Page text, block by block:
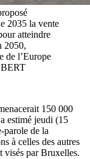
2035 la vente
atteindre
2050,
de l’Europe
150 000
estimé jeudi (15
parole de la
à celles des autres
visés par Bruxelles.